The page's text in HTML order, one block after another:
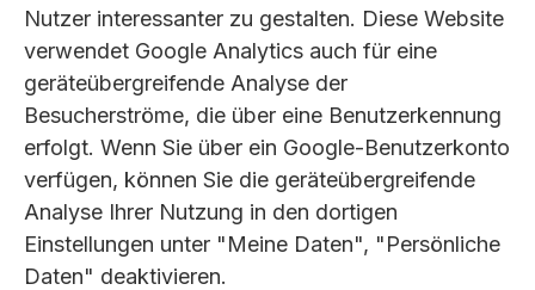
Nutzer interessanter zu gestalten. Diese Website
verwendet Google Analytics auch für eine
geräteübergreifende Analyse der
Besucherströme, die über eine Benutzerkennung
erfolgt. Wenn Sie über ein Google-Benutzerkonto
verfügen, können Sie die geräteübergreifende
Analyse Ihrer Nutzung in den dortigen
Einstellungen unter "Meine Daten", "Persönliche
Daten" deaktivieren.